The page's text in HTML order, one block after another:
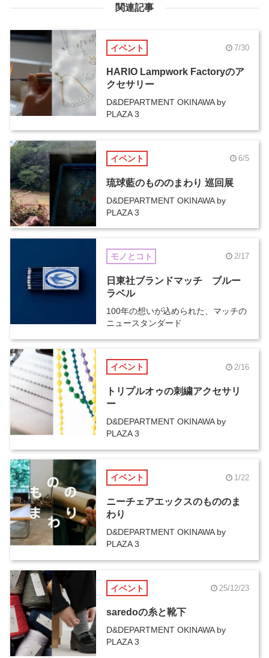
関連記事
イベント 7/30
HARIO Lampwork Factoryのア
クセサリー
D&DEPARTMENT OKINAWA by
PLAZA 3
イベント 6/5
琉球藍のもののまわり 巡回展
D&DEPARTMENT OKINAWA by
PLAZA 3
モノとコト 2/17
日東社ブランドマッチ ブルー
ラベル
100年の想いが込められた、マッチの
ニュースタンダード
イベント 2/16
トリプルオゥの刺繍アクセサリ
ー
D&DEPARTMENT OKINAWA by
PLAZA 3
イベント 1/22
ニーチェアエックスのもののま
わり
D&DEPARTMENT OKINAWA by
PLAZA 3
イベント 25/12/23
saredoの糸と靴下
D&DEPARTMENT OKINAWA by
PLAZA 3